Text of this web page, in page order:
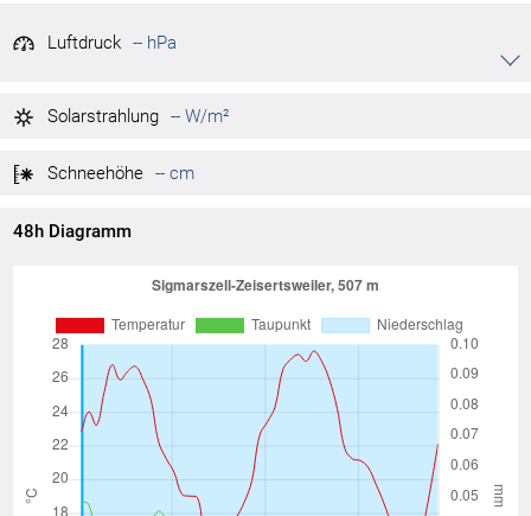
Luftdruck -- hPa Akkordeon auf-/zuklappen
-- hPa
Tag max.
Solarstrahlung -- W/m²
Schneehöhe -- cm
48h Diagramm